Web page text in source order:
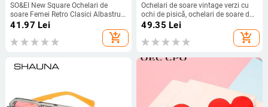
SO&EI New Square Ochelari de
soare Femei Retro Clasici Albastru
Portocaliu Nuante UV400 Barbati
Brand Designer Ochelari de soare
41.97 Lei
add_shopping_cart
Ochelari de soare vintage verzi cu
ochi de pisică, ochelari de soare de
marca pentru femei, ochelari de
soare pentru bărbați, broasca
țestoasă, ochelari de soare
UV400
49.35 Lei
add_shopping_cart